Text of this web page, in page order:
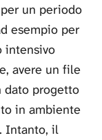
un periodo
esempio per
intensivo
avere un file
dato progetto
in ambiente
Intanto, il